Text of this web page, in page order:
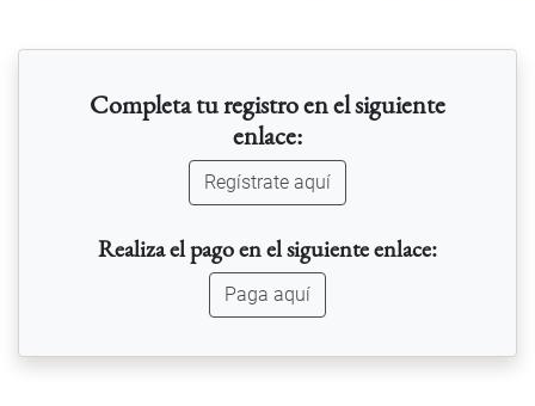
Completa tu registro en el siguiente
enlace:
Regístrate aquí
Realiza el pago en el siguiente enlace:
Paga aquí